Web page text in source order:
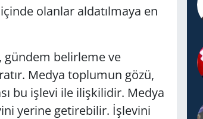
olanlar aldatılmaya en
gündem belirleme ve
Medya toplumun gözü,
bu işlevi ile ilişkilidir. Medya
yerine getirebilir. İşlevini